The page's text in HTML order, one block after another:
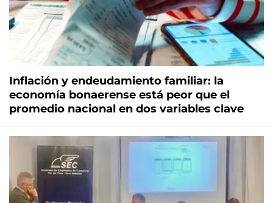
Inflación y endeudamiento familiar: la
economía bonaerense está peor que el
promedio nacional en dos variables clave